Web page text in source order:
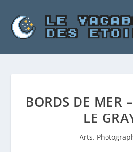
BORDS DE MER
LE
Arts,